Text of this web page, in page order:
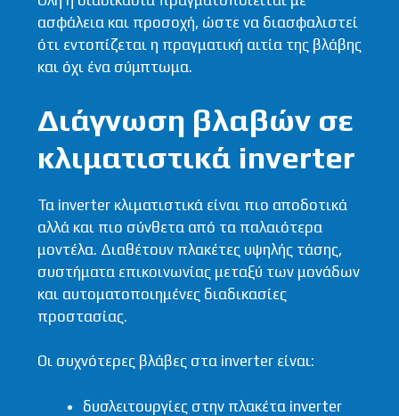
ασφάλεια και προσοχή, ώστε να διασφαλιστεί
ότι εντοπίζεται η πραγματική αιτία της βλάβης
και όχι ένα σύμπτωμα.
Διάγνωση βλαβών σε
κλιματιστικά inverter
Τα inverter κλιματιστικά είναι πιο αποδοτικά
αλλά και πιο σύνθετα από τα παλαιότερα
μοντέλα. Διαθέτουν πλακέτες υψηλής τάσης,
συστήματα επικοινωνίας μεταξύ των μονάδων
και αυτοματοποιημένες διαδικασίες
προστασίας.
Οι συχνότερες βλάβες στα inverter είναι:
δυσλειτουργίες στην πλακέτα inverter